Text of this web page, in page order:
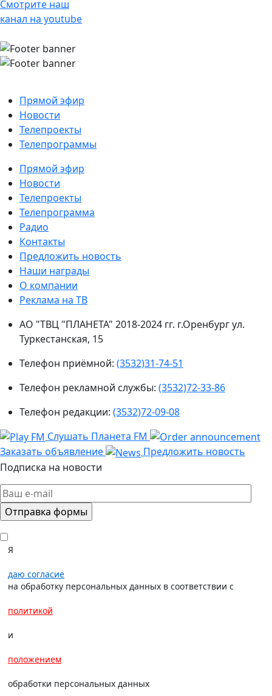
Смотрите наш
канал на youtube
Прямой эфир
Новости
Телепроекты
Телепрограммы
Прямой эфир
Новости
Телепроекты
Телепрограмма
Радио
Контакты
Предложить новость
Наши награды
О компании
Реклама на ТВ
АО "ТВЦ "ПЛАНЕТА" 2018-2024 гг. г.Оренбург ул.
Туркестанская, 15
Телефон приёмной: (3532)31-74-51
Телефон рекламной службы: (3532)72-33-86
Телефон редакции: (3532)72-09-08
Слушать Планета FM
Заказать объявление
Предложить новость
Подписка на новости
Я
даю согласие
на обработку персональных данных в соответствии с
политикой
и
положением
обработки персональных данных